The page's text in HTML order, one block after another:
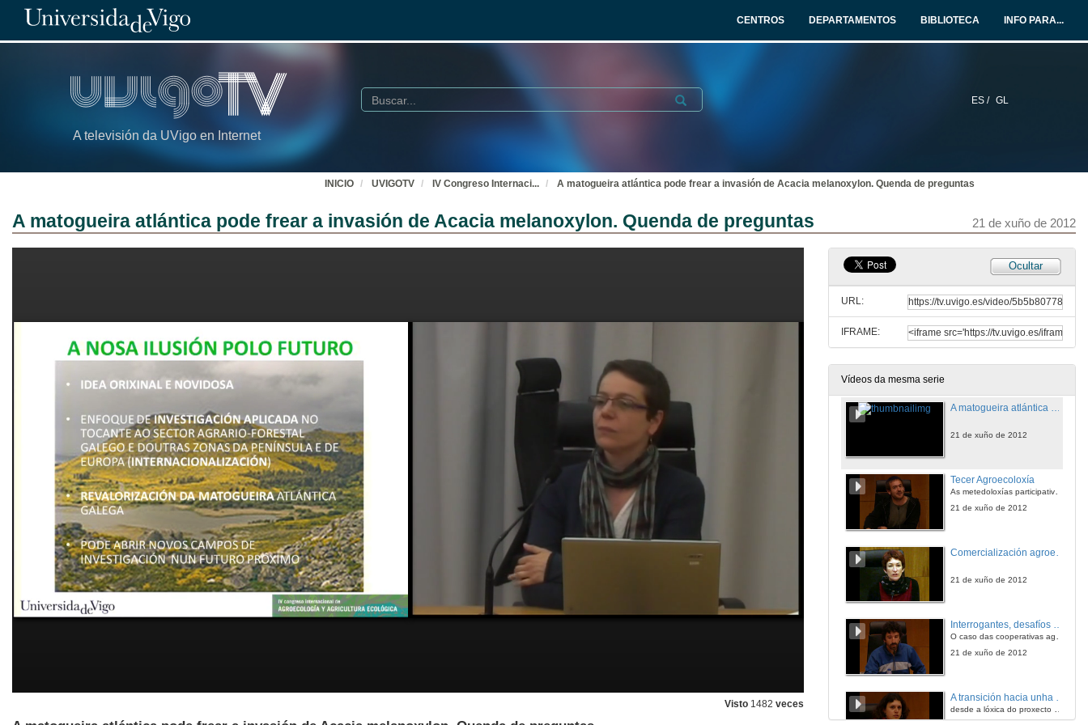
CENTROS DEPARTAMENTOS BIBLIOTECA INFO PARA...
A televisión da UVigo en Internet
ES / GL
Buscar Submit
INICIO UVIGOTV IV Congreso Internaci... A matogueira atlántica pode frear a invasión de Acacia melanoxylon. Quenda de preguntas
A matogueira atlántica pode frear a invasión de Acacia melanoxylon. Quenda de preguntas 21 de xuño de 2012
Visto 1482 veces
Ocultar
URL:
IFRAME:
Vídeos da mesma serie
Integrando o monte na producción agrícola: o uso do toxo na produción de adubos e compost
21 de xuño de 2012
A contribuiçao da Universidade na valoriçao do conhecimento tradicional_ A produçao de Biofertilizante em assentamentos da Reforma Agrária em Santa Catarina. Quenda de preguntas
A matogueira atlántica pode frear a invasión de Acacia melanoxylon
21 de xuño de 2012
21 de xuño de 2012
Tecer Agroecoloxía
As metedoloxías participativas na construcción de circuitos cortos de comercialización para a agricultura ecolóxica
21 de xuño de 2012
21 de xuño de 2012
Interrogantes, desafíos e avances do modelo asambleario
O caso das cooperativas agroecolóxicas andaluzas
21 de xuño de 2012
desde a lóxica do proxecto a unha visión de proceso